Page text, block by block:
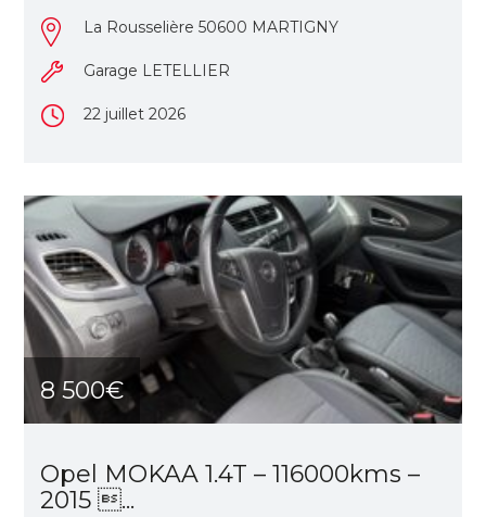
La Rousselière 50600 MARTIGNY
Garage LETELLIER
22 juillet 2026
8 500€
Opel MOKAA 1.4T – 116000kms –
2015 ...